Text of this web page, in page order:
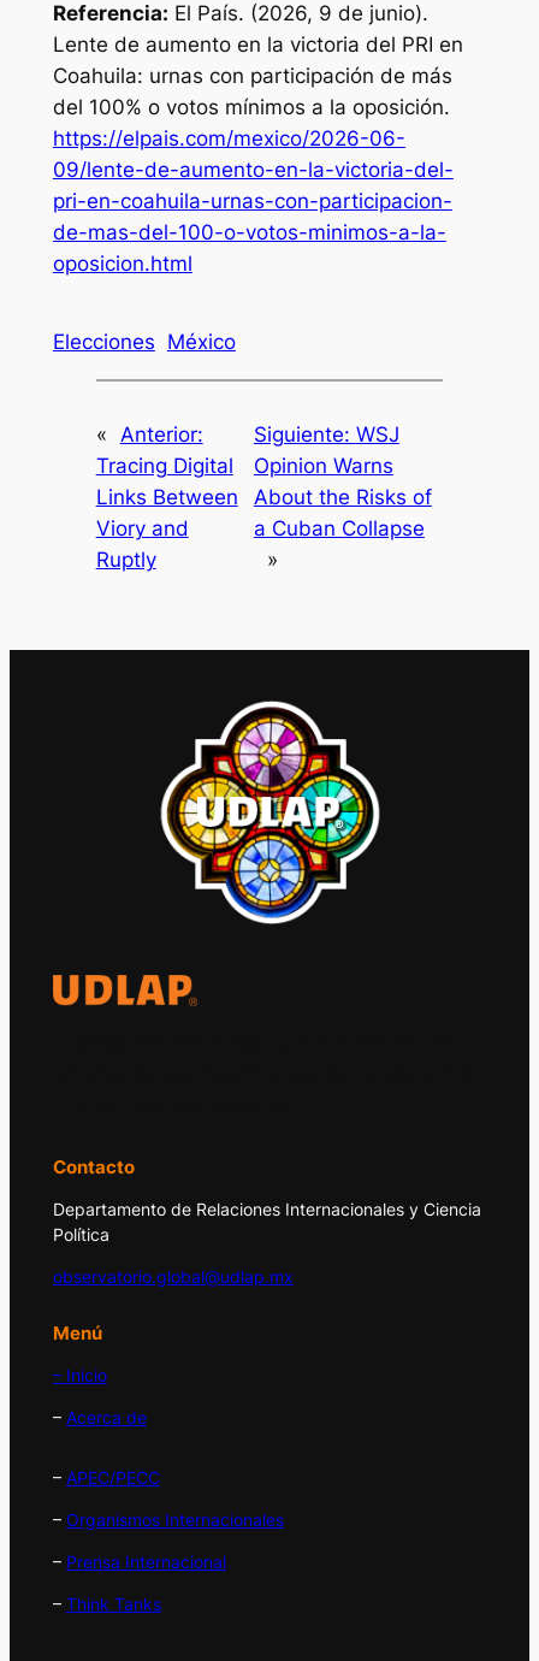
Referencia: El País. (2026, 9 de junio).
Lente de aumento en la victoria del PRI en
Coahuila: urnas con participación de más
del 100% o votos mínimos a la oposición.
https://elpais.com/mexico/2026-06-
09/lente-de-aumento-en-la-victoria-del-
pri-en-coahuila-urnas-con-participacion-
de-mas-del-100-o-votos-minimos-a-la-
oposicion.html
Elecciones México
« Anterior:
Tracing Digital
Links Between
Viory and
Ruptly
Siguiente: WSJ
Opinion Warns
About the Risks of
a Cuban Collapse
»
Contacto
Departamento de Relaciones Internacionales y Ciencia
Política
observatorio.global@udlap.mx
Menú
– Inicio
– Acerca de
– APEC/PECC
– Organismos Internacionales
– Prensa Internacional
– Think Tanks